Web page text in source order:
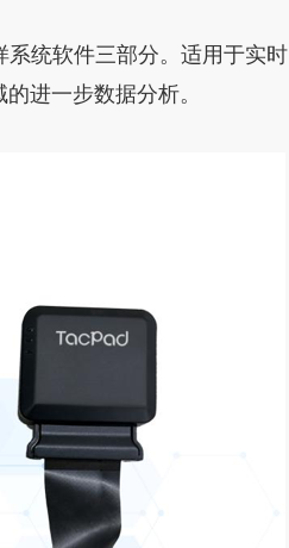
统软件三部分。适用于实时
进一步数据分析。